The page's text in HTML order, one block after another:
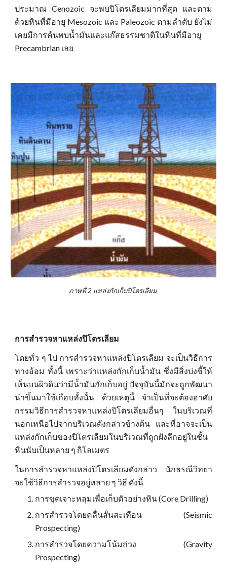
ประมาณ Cenozoic จะพบปิโตรเลียมมากที่สุด และตาม
ด้วยหินที่มีอายุ Mesozoic และ Paleozoic ตามลำดับ ยังไม่
เคยมีการค้นพบน้ำมันและแก๊สธรรมชาติในหินที่มีอายุ
Precambrian เลย
ภาพที่ 2 แหล่งกักเก็บปิโตรเลียม
การสำรวจหาแหล่งปิโตรเลียม
โดยทั่ว ๆ ไป การสำรวจหาแหล่งปิโตรเลียม จะเป็นวิธีการ
ทางอ้อม ทั้งนี้ เพราะว่าแหล่งกักเก็บน้ำมัน ซึ่งมีสิ่งบ่งชี้ให้
เห็นบนผิวดินว่ามีน้ำมันกักเก็บอยู่ ปัจจุบันนี้มักจะถูกพัฒนา
นำขึ้นมาใช้เกือบทั้งนั้น ด้วยเหตุนี้ จำเป็นที่จะต้องอาศัย
กรรมวิธีการสำรวจหาแหล่งปิโตรเลียมอื่นๆ ในบริเวณที่
นอกเหนือไปจากบริเวณดังกล่าวข้างต้น และที่อาจจะเป็น
แหล่งกักเก็บของปิโตรเลียมในบริเวณที่ถูกฝังลึกอยู่ในชั้น
หินนับเป็นหลาย ๆ กิโลเมตร
ในการสำรวจหาแหล่งปิโตรเลียมดังกล่าว นักธรณีวิทยา
จะใช้วิธีการสำรวจอยู่หลาย ๆ วิธี ดังนี้
การขุดเจาะหลุมเพื่อเก็บตัวอย่างหิน (Core Drilling)
การสำรวจโดยคลื่นสั่นสะเทือน (Seismic
Prospecting)
การสำรวจโดยความโน้มถ่วง (Gravity
Prospecting)